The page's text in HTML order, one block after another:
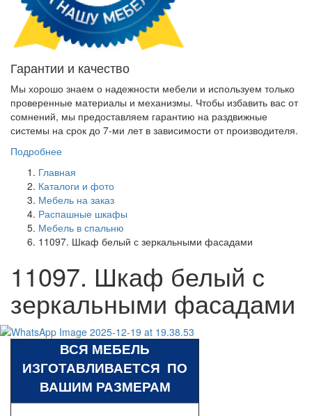
Гарантии и качество
Мы хорошо знаем о надежности мебели и используем только
проверенные материалы и механизмы. Чтобы избавить вас от
сомнений, мы предоставляем гарантию на раздвижные
системы на срок до 7-ми лет в зависимости от производителя.
Подробнее
Главная
Каталоги и фото
Мебель на заказ
Распашные шкафы
Мебель в спальню
11097. Шкаф белый с зеркальными фасадами
11097. Шкаф белый с
зеркальными фасадами
ВСЯ МЕБЕЛЬ
ИЗГОТАВЛИВАЕТСЯ ПО
ВАШИМ РАЗМЕРАМ